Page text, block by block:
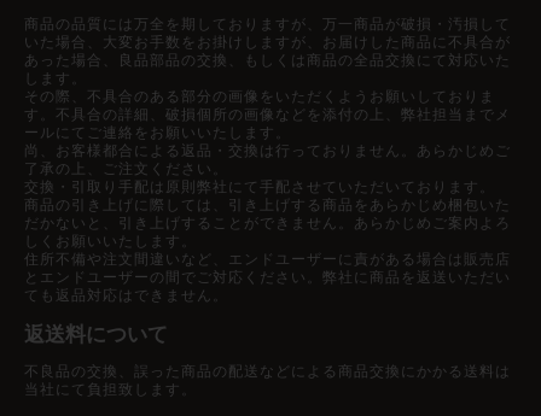
商品の品質には万全を期しておりますが、万一商品が破損・汚損して
いた場合、大変お手数をお掛けしますが、お届けした商品に不具合が
あった場合、良品部品の交換、もしくは商品の全品交換にて対応いた
します。
その際、不具合のある部分の画像をいただくようお願いしておりま
す。不具合の詳細、破損個所の画像などを添付の上、弊社担当までメ
ールにてご連絡をお願いいたします。
尚、お客様都合による返品・交換は行っておりません。あらかじめご
了承の上、ご注文ください。
交換・引取り手配は原則弊社にて手配させていただいております。
商品の引き上げに際しては、引き上げする商品をあらかじめ梱包いた
だかないと、引き上げすることができません。あらかじめご案内よろ
しくお願いいたします。
住所不備や注文間違いなど、エンドユーザーに責がある場合は販売店
とエンドユーザーの間でご対応ください。弊社に商品を返送いただい
ても返品対応はできません。
返送料について
不良品の交換、誤った商品の配送などによる商品交換にかかる送料は
当社にて負担致します。